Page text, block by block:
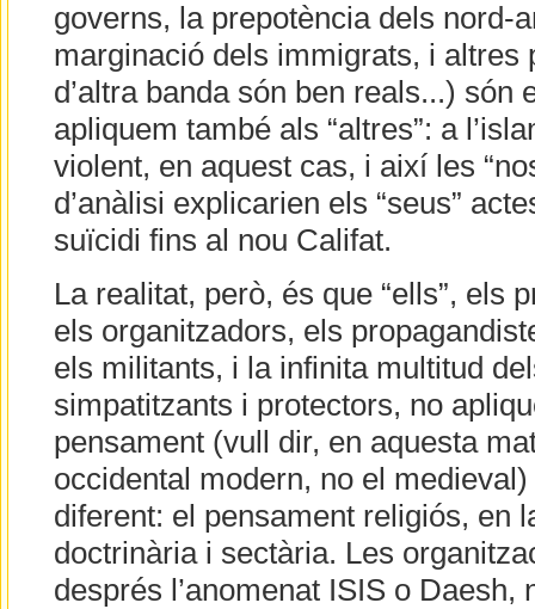
governs, la prepotència dels nord-
marginació dels immigrats, i altres
d’altra banda són ben reals...) són
apliquem també als “altres”: a
violent, en aquest cas, i així les
d’anàlisi explicarien els “seus”
suïcidi fins al nou Califat.
La realitat, però, és que “ells”, els
els organitzadors, els
els militants, i la infinita multitud
simpatitzants i protectors, no
pensament (vull dir, en aquesta
occidental modern, no el
diferent: el pensament religiós, en
doctrinària i sectària. Les
després l’anomenat ISIS o Daesh,